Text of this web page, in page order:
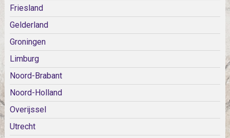
Friesland
Gelderland
Groningen
Limburg
Noord-Brabant
Noord-Holland
Overijssel
Utrecht